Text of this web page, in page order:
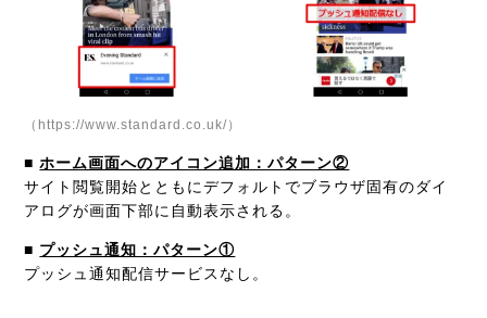
（https://www.standard.co.uk/）
■ ホーム画面へのアイコン追加：パターン②
サイト閲覧開始とともにデフォルトでブラウザ固有のダイ
アログが画面下部に自動表示される。
■ プッシュ通知：パターン①
プッシュ通知配信サービスなし。